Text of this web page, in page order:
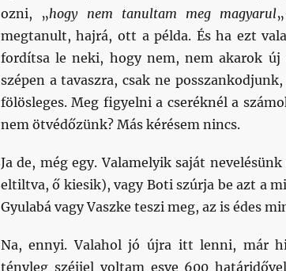
ozni, „hogy nem tanultam meg magyarul
megtanult, hajrá, ott a példa. És ha ezt
fordítsa le neki, hogy nem, nem akarok új
szépen a tavaszra, csak ne
fölösleges. Meg figyelni a cseréknél a
nem ötvédőzünk? Más kérésem nincs.
Ja de, még egy. Valamelyik saját
eltiltva, ő kiesik), vagy Boti szúrja be azt a
Gyulabá vagy Vaszke teszi meg, az is édes
Na, ennyi. Valahol jó újra itt lenni, már
tényleg széjjel voltam esve 600